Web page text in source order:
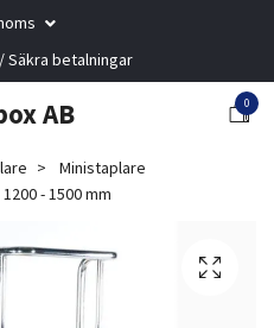
Säkra betalningar
AB 0
Ministaplare
- 1500 mm